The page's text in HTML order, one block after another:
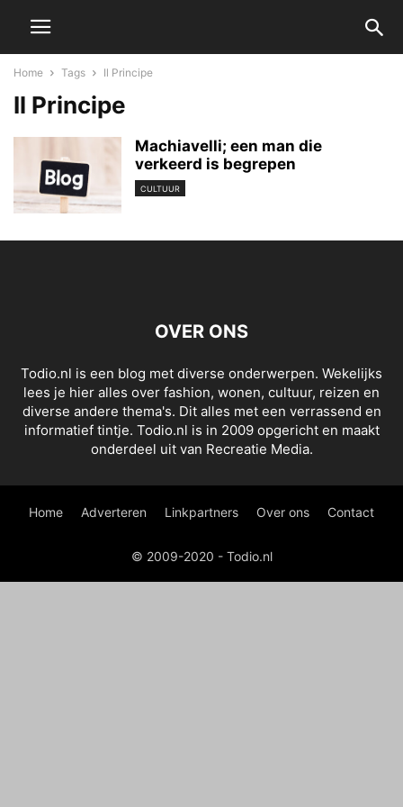
Home Tags Il Principe
Il Principe
Machiavelli; een man die
verkeerd is begrepen
CULTUUR
OVER ONS
Todio.nl is een blog met diverse onderwerpen. Wekelijks
lees je hier alles over fashion, wonen, cultuur, reizen en
diverse andere thema's. Dit alles met een verrassend en
informatief tintje. Todio.nl is in 2009 opgericht en maakt
onderdeel uit van Recreatie Media.
Home Adverteren Linkpartners Over ons Contact
© 2009-2020 - Todio.nl